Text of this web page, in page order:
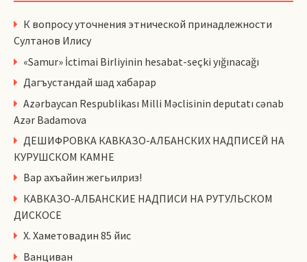
К вопросу уточнения этнической принадлежности
Султанов Илису
«Samur» İctimai Birliyinin hesabat-seçki yığınacağı
Дагъустандай шад хабарар
Azərbaycan Respublikası Milli Məclisinin deputatı cənab
Azər Badamova
ДЕШИФРОВКА КАВКАЗО-АЛБАНСКИХ НАДПИСЕЙ НА
КУРУШСКОМ КАМНЕ
Вар ахъайин жегьилриз!
КАВКАЗО-АЛБАНСКИЕ НАДПИСИ НА РУТУЛЬСКОМ
ДИСКОСЕ
Х. Хаметовадин 85 йис
Ванциван